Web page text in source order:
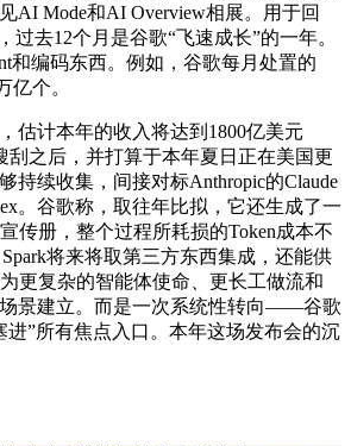
AI Mode和AI Overview相展。用于回
过去12个月是谷歌“飞速成长”的一年。
和编码东西。例如，谷歌每月处置的
亿个。
计本年的收入将达到1800亿美元
刮之后，并打算于本年夏日正在美国更
持续收集，间接对标Anthropic的Claude
。谷歌称，取往年比拟，它还生成了一
传册，整个过程所耗损的Token成本不
将来将取第三方东西集成，还能供
更复杂的智能体使命、更长工做流和
景建立。而是一次系统性转向——谷歌
进”所有焦点入口。本年这场发布会的沉